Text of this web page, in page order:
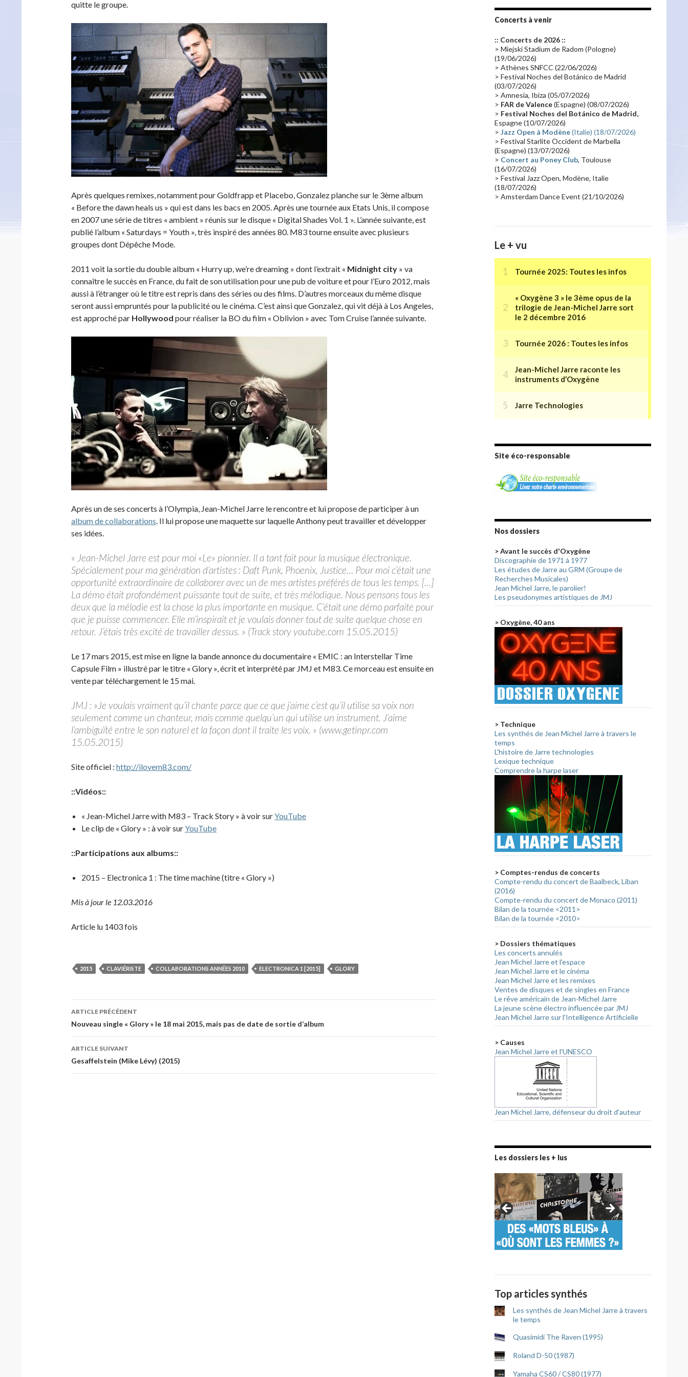
quitte le groupe.
Après quelques remixes, notamment pour Goldfrapp et Placebo, Gonzalez planche sur le 3ème album
« Before the dawn heals us » qui est dans les bacs en 2005. Après une tournée aux Etats Unis, il compose
en 2007 une série de titres « ambient » réunis sur le disque « Digital Shades Vol. 1 ». L’année suivante, est
publié l’album « Saturdays = Youth », très inspiré des années 80. M83 tourne ensuite avec plusieurs
groupes dont Dépêche Mode.
2011 voit la sortie du double album « Hurry up, we’re dreaming » dont l’extrait « Midnight city » va
connaître le succès en France, du fait de son utilisation pour une pub de voiture et pour l’Euro 2012, mais
aussi à l’étranger où le titre est repris dans des séries ou des films. D’autres morceaux du même disque
seront aussi empruntés pour la publicité ou le cinéma. C’est ainsi que Gonzalez, qui vit déjà à Los Angeles,
est approché par Hollywood pour réaliser la BO du film « Oblivion » avec Tom Cruise l’année suivante.
Après un de ses concerts à l’Olympia, Jean-Michel Jarre le rencontre et lui propose de participer à un
album de collaborations. Il lui propose une maquette sur laquelle Anthony peut travailler et développer
ses idées.
« Jean-Michel Jarre est pour moi «Le» pionnier. Il a tant fait pour la musique électronique.
Spécialement pour ma génération d’artistes : Daft Punk, Phoenix, Justice… Pour moi c’était une
opportunité extraordinaire de collaborer avec un de mes artistes préférés de tous les temps. […]
La démo était profondément puissante tout de suite, et très mélodique. Nous pensons tous les
deux que la mélodie est la chose la plus importante en musique. C’était une démo parfaite pour
que je puisse commencer. Elle m’inspirait et je voulais donner tout de suite quelque chose en
retour. J’étais très excité de travailler dessus. » (Track story youtube.com 15.05.2015)
Le 17 mars 2015, est mise en ligne la bande annonce du documentaire « EMIC : an Interstellar Time
Capsule Film » illustré par le titre « Glory », écrit et interprété par JMJ et M83. Ce morceau est ensuite en
vente par téléchargement le 15 mai.
JMJ : »Je voulais vraiment qu’il chante parce que ce que j’aime c’est qu’il utilise sa voix non
seulement comme un chanteur, mais comme quelqu’un qui utilise un instrument. J’aime
l’ambiguïté entre le son naturel et la façon dont il traite les voix. » (www.getinpr.com
15.05.2015)
Site officiel : http://ilovem83.com/
::Vidéos::
« Jean-Michel Jarre with M83 – Track Story » à voir surYouTube
Le clip de « Glory » : à voir surYouTube
::Participations aux albums::
2015 – Electronica 1 : The time machine (titre « Glory »)
Mis à jour le 12.03.2016
Article lu 1403 fois
2015 CLAVIÉRISTE COLLABORATIONS ANNÉES 2010 ELECTRONICA 1 [2015] GLORY
Navigation
des
articles
ARTICLE PRÉCÉDENT
Nouveau single « Glory » le 18 mai 2015, mais pas de date de sortie d’album
ARTICLE SUIVANT
Gesaffelstein (Mike Lévy) (2015)
Promo 2019
Emissions 2010 Disques rares
Synthé 70's(20)
Claviériste(19) Groupe de Recherche Musicale
France 2 (18)
Critique(17) Coffret(17) Chronologie(16)
Passages radio(16)
Synthé 80's(16) Les concerts en Chine (16)
Cinéma(16) Houston
Synthé Roland Belgique
Récompense(14) Collaborations 70's(14)
Astronomie(14) France Inter(14)
Concerts à venir
:: Concerts de 2026 ::
> Miejski Stadium de Radom (Pologne)
(19/06/2026)
> Athènes SNFCC (22/06/2026)
> Festival Noches del Botánico de Madrid
(03/07/2026)
> Amnesia, Ibiza (05/07/2026)
> FAR de Valence(Espagne) (08/07/2026)
> Festival Noches del Botánico de Madrid,
Espagne (10/07/2026)
> Jazz Open à Modène(Italie) (18/07/2026)
> Festival Starlite Occident de Marbella
(Espagne) (13/07/2026)
> Concert au Poney Club, Toulouse
(16/07/2026)
> Festival Jazz Open, Modène, Italie
(18/07/2026)
> Amsterdam Dance Event (21/10/2026)
Le + vu
Site éco-responsable
Nos dossiers
> Avant le succès d'Oxygène
Discographie de 1971 à 1977
Les études de Jarre au GRM (Groupe de
Recherches Musicales)
Jean Michel Jarre, le parolier!
Les pseudonymes artistiques de JMJ
> Oxygène, 40 ans
> Technique
Les synthés de Jean Michel Jarre à travers le
temps
L'histoire de Jarre technologies
Lexique technique
Comprendre la harpe laser
> Comptes-rendus de concerts
Compte-rendu du concert de Baalbeck, Liban
(2016)
Compte-rendu du concert de Monaco (2011)
Bilan de la tournée <2011>
Bilan de la tournée <2010>
> Dossiers thématiques
Les concerts annulés
Jean Michel Jarre et l'espace
Jean Michel Jarre et le cinéma
Jean Michel Jarre et les remixes
Ventes de disques et de singles en France
Le rêve américain de Jean-Michel Jarre
La jeune scène électro influencée par JMJ
Jean Michel Jarre sur l'Intelligence Artificielle
> Causes
Jean Michel Jarre et l'UNESCO
Jean Michel Jarre, défenseur du droit d'auteur
Les dossiers les + lus
Top articles synthés
Les synthés de Jean Michel Jarre à travers
le temps
Quasimidi The Raven (1995)
Roland D-50 (1987)
Yamaha CS60 / CS80 (1977)